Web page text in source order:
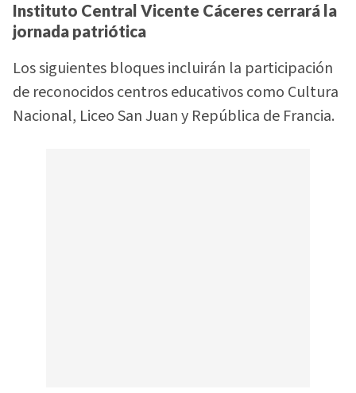
Instituto Central Vicente Cáceres cerrará la
jornada patriótica
Los siguientes bloques incluirán la participación
de reconocidos centros educativos como Cultura
Nacional, Liceo San Juan y República de Francia.